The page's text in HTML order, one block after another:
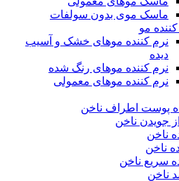
ماسک موی بدون سولفات
مو
نرم کننده موهای خشک و آسیب
دیده
نرم کننده موهای رنگ شده
نرم کننده موهای معمولی
پوست اطراف ناخن
جویدن ناخن
ناخن
ناخن
سریع ناخن
ناخن